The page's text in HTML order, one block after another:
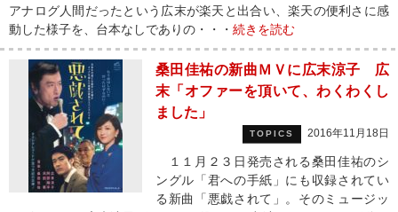
アナログ人間だったという広末が楽天と出合い、楽天の便利さに感
動した様子を、台本なしでありの・・・ 続きを読む
桑田佳祐の新曲ＭＶに広末涼子 広
末「オファーを頂いて、わくわくし
ました」
TOPICS 2016年11月18日
１１月２３日発売される桑田佳祐のシ
ングル「君への手紙」にも収録されてい
る新曲「悪戯されて」。そのミュージッ